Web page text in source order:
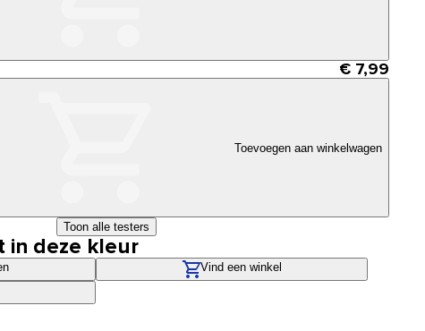
€ 7,99
Toevoegen aan winkelwagen
Toon alle testers
in deze kleur
Vind een winkel